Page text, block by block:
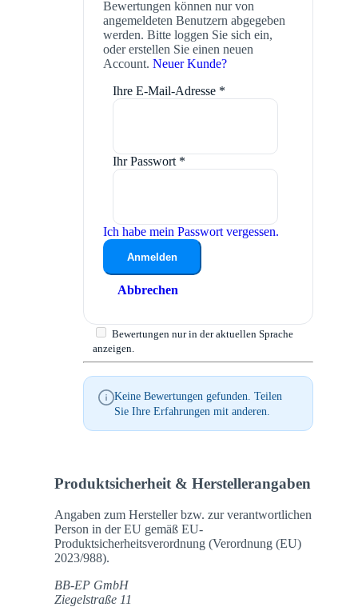
Bewertungen können nur von
angemeldeten Benutzern abgegeben
werden. Bitte loggen Sie sich ein,
oder erstellen Sie einen neuen
Account. Neuer Kunde?
Ihre E-Mail-Adresse *
Ihr Passwort *
Ich habe mein Passwort vergessen.
Anmelden
Abbrechen
Bewertungen nur in der aktuellen Sprache
anzeigen.
Keine Bewertungen gefunden. Teilen
Sie Ihre Erfahrungen mit anderen.
Produktsicherheit & Herstellerangaben
Angaben zum Hersteller bzw. zur verantwortlichen
Person in der EU gemäß EU-
Produktsicherheitsverordnung (Verordnung (EU)
2023/988).
BB-EP GmbH
Ziegelstraße 11